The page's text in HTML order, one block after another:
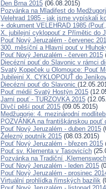
Den Brna 2015 (06.08.2015)
Pozvánka na Mladifest do
Velehrad 1985 - jak jsme vypískali
+ dokument VELEHRAD 1985
X. jubilejní cyklopouť z Přímětic do
Pouť Nový Jeruzalém - červenec
300. měsíční a Hlavní pouť v
Pouť Nový Jeruzalém - červen 2015
Diecézní pouť do Slavonic v rámci
Svatý Kopeček u Olomouce: Pouť
Jubilejní X. CYKLOPOUŤ do
Diecézní pouť do Slavonic
Pouť médií Svatý Hostýn 2015
Jarní pouť - TURZOVKA 2015
Dívčí pěší pouť 2015 (09.05.2015)
Medžugorje: 4. mezinárodní
POZVÁNKA na františkánskou
Pouť Nový Jeruzalém - duben 2015
Železný poutník 2015 (08.03.2015)
Pouť Nový Jeruzalém - březen 2015
Pouť sv. Klementa v Tasovicích
Pozvánka na Tradiční
Pouť Nový Jeruzalém - leden 2015
Pouť Nový Jeruzalém - prosinec
Virtuální prohlídka římských bazilik